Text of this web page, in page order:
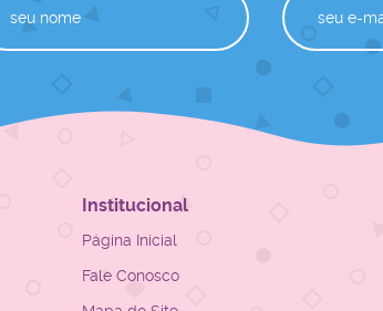
Institucional
Página Inicial
Fale Conosco